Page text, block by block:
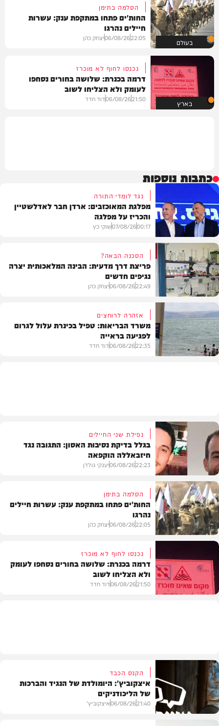
בעולם
הסלמה בתימן
החות'ים פתחו במתקפת ענק: עשרות
חיילים נהרגו
22:05
06/08/26יצחק כהן
בארץ
נכנסו לחוף לא מוכרז
דרמה בכנרת: שלושה בחורים נסחפו
לעומק ולא הצליחו לשוב
21:50
06/08/26דוד חדד
כתבות נוספות
פוליטי
נגד לומדי התורה
מפלגת המאוכזבים: ארדן חבר לאדלשטיין
והכריז על מפלגה
00:17
07/08/26שוקי כץ
בריאות
הסכנה הבאה?
פריצת דרך מדעית: הבינה המלאכותית יצרה
נגיפים חדשים
22:49
06/08/26יצחק כהן
אזהרה לרוחצים
משרד הבריאות: טפיל בכינרת עלול לגרום
לפגיעה בראייה
22:35
06/08/26דוד חדד
צבא וביטחון
נפילת שני החיילים
בגלל בדיקת נסיבות האסון: התגובה נגד
חיזבאללה הוקפאה
22:23
06/08/26יענקי גולדן
בעולם
הסלמה בתימן
החות'ים פתחו במתקפת ענק: עשרות חיילים
נהרגו
22:05
06/08/26יצחק כהן
נכנסו לחוף לא מוכרז
דרמה בכנרת: שלושה בחורים נסחפו לעומק
ולא הצליחו לשוב
21:50
06/08/26דוד חדד
הקנס הכבד
איצקוביץ': היומולדת של הנגיד והברכות
של הליכודניקים
21:40
06/08/26איצקוביץ'